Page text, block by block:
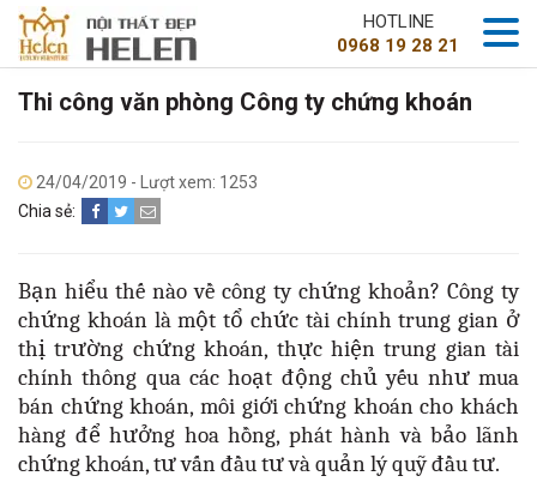
HOTLINE
0968 19 28 21
Thi công văn phòng Công ty chứng khoán
24/04/2019 - Lượt xem: 1253
Chia sẻ:
Bạn hiểu thế nào về công ty chứng khoản? Công ty
chứng khoán là một tổ chức tài chính trung gian ở
thị trường chứng khoán, thực hiện trung gian tài
chính thông qua các hoạt động chủ yếu như mua
bán chứng khoán, môi giới chứng khoán cho khách
hàng để hưởng hoa hồng, phát hành và bảo lãnh
chứng khoán, tư vấn đầu tư và quản lý quỹ đầu tư.